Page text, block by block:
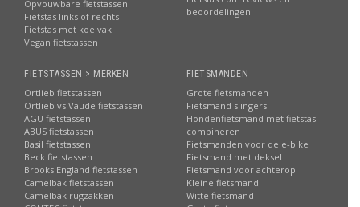
Opvouwbare fietstassen
Fietstas links of rechts
Fietstas met koelvak
Vegan fietstassen
beoordelingen
FIETSTASSEN > MERKEN
Ortlieb fietstassen
Ortlieb vs Vaude fietstassen
AGU fietstassen
ABUS fietstassen
Basil fietstassen
Beck fietstassen
Brooks England fietstassen
Camelbak fietstassen
Camelbak rugzakken
FIETSMANDEN
Grote fietsmanden
Fietsmand slingers
Hondenfietsmand met fietstas
combineren
Fietsmanden voor de e-bike
Fietsmand met deksel
Fietsmand voor achterop
Kleine fietsmand
Witte fietsmand